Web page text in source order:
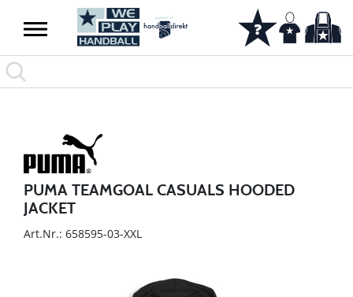
PUMA TEAMGOAL CASUALS HOODED
JACKET
Art.Nr.: 658595-03-XXL